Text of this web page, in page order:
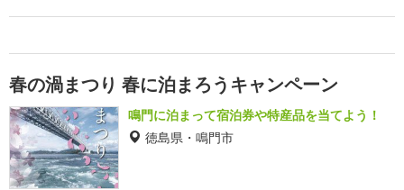
春の渦まつり 春に泊まろうキャンペーン
鳴門に泊まって宿泊券や特産品を当てよう！
徳島県・鳴門市